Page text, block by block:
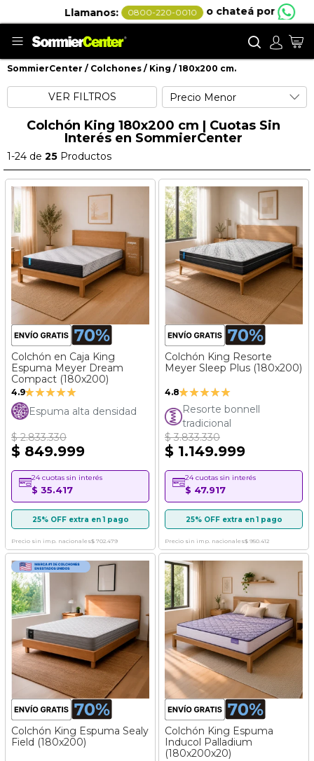
Llamanos: 0800-220-0010 o chateá por
Buscar
SommierCenter Colchones King 180x200 cm.
180x200 cm.
VER FILTROS
Colchón King 180x200 cm | Cuotas Sin
Interés en SommierCenter
1-24 de 25 Productos
Colchón en Caja King
Espuma Meyer Dream
Compact (180x200)
4.9Valoración:
97%
Espuma alta densidad
$ 2.833.330
$ 849.999
24 cuotas sin interés
$ 35.417
25% OFF extra en 1 pago
Precio sin imp. nacionales$ 702.479
Colchón King Resorte
Meyer Sleep Plus (180x200)
4.8Valoración:
95%
Resorte bonnell
tradicional
$ 3.833.330
$ 1.149.999
24 cuotas sin interés
$ 47.917
25% OFF extra en 1 pago
Precio sin imp. nacionales$ 950.412
Colchón King Espuma Sealy
Field (180x200)
Colchón King Espuma
Inducol Palladium
(180x200x20)